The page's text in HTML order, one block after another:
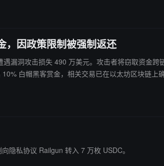
隐私池，但若无法获得足够广泛的公众支持，其
因政策限制被强制返还
漏洞攻击损失 490 万美元。攻击者将窃取资金
向攻击者提出 10% 白帽黑客赏金，相关交易已在以太坊区块链上
隐私协议 Railgun 转入 7 万枚 USDC。